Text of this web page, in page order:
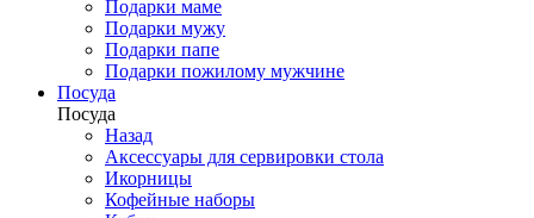
Подарки маме
Подарки мужу
Подарки папе
Подарки пожилому мужчине
Посуда
Посуда
Назад
Аксессуары для сервировки стола
Икорницы
Кофейные наборы